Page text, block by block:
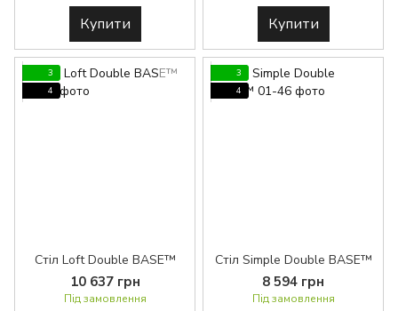
Купити Купити
3
4
Стіл Loft Double BASE™
10 637 грн
Під замовлення
3
4
Стіл Simple Double BASE™
8 594 грн
Під замовлення